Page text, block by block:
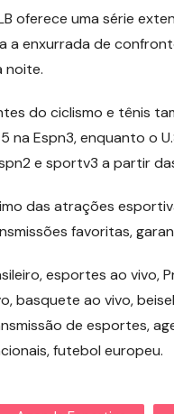
oferece uma série
a enxurrada de
noite.
do ciclismo e tênis
na Espn3, enquanto o
e sportv3 a partir
das atrações
favoritas,
esportes ao vivo,
basquete ao vivo,
de esportes,
futebol europeu.